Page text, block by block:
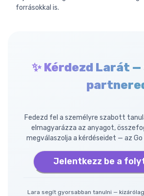
forrásokkal is.
✨ Kérdezd Larát
Fedezd fel a személyre szabott
elmagyarázza az anyagot,
megválaszolja a kérdéseidet — az
Jelentkezz be a
Lara segít gyorsabban tanulni — kizárólag